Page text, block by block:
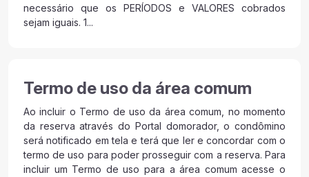
necessário que os PERÍODOS e VALORES cobrados
sejam iguais. 1...
Termo de uso da área comum
Ao incluir o Termo de uso da área comum, no momento
da reserva através do Portal domorador, o condômino
será notificado em tela e terá que ler e concordar com o
termo de uso para poder prosseguir com a reserva. Para
incluir um Termo de uso para a área comum acesse o